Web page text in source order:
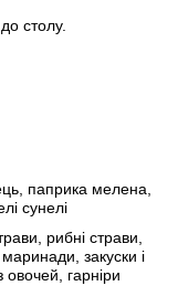
столу.
паприка мелена,
сунелі
рибні страви,
закуски і
овочей, гарніри